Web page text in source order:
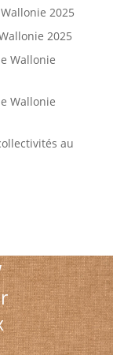
2025
2025
Wallonie
Wallonie
au